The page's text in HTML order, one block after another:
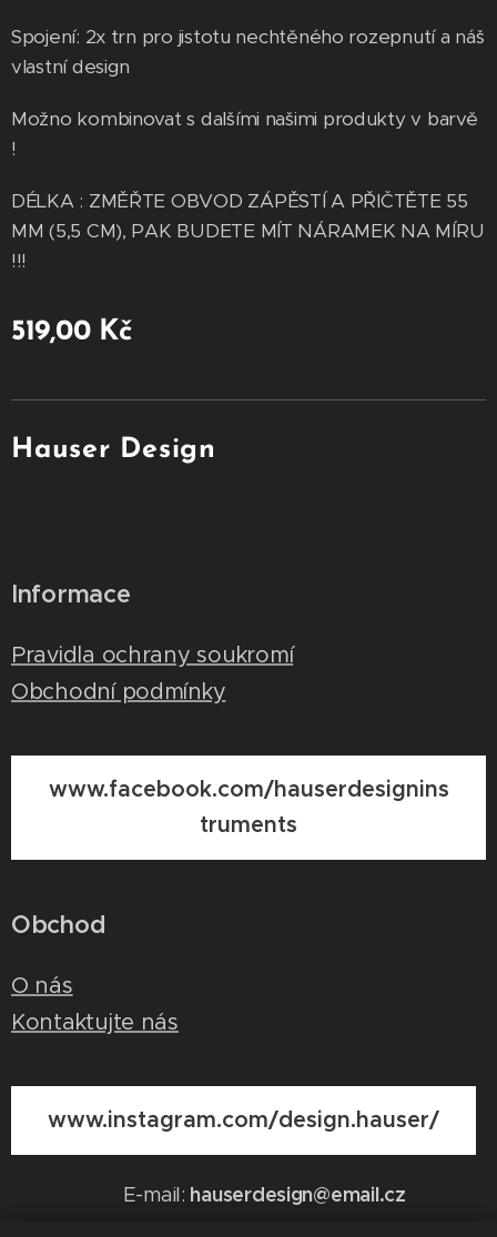
Spojení: 2x trn pro jistotu nechtěného rozepnutí a náš
vlastní design
Možno kombinovat s dalšími našimi produkty v barvě
!
DÉLKA : ZMĚŘTE OBVOD ZÁPĚSTÍ A PŘIČTĚTE 55
MM (5,5 CM), PAK BUDETE MÍT NÁRAMEK NA MÍRU
!!!
519,00Kč
Hauser Design
Informace
Pravidla ochrany soukromí
Obchodní podmínky
www.facebook.com/hauserdesignins
truments
Obchod
O nás
Kontaktujte nás
www.instagram.com/design.hauser/
E-mail: hauserdesign@email.cz